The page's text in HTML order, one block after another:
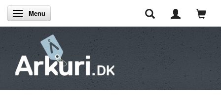
Skifte navigation
Menu